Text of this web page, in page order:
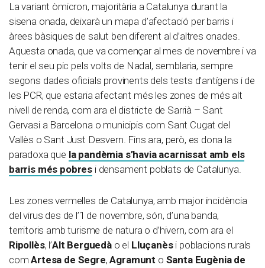
La variant òmicron, majoritària a Catalunya durant la
sisena onada, deixarà un mapa d’afectació per barris i
àrees bàsiques de salut ben diferent al d’altres onades.
Aquesta onada, que va començar al mes de novembre i va
tenir el seu pic pels volts de Nadal, semblaria, sempre
segons dades oficials provinents dels tests d’antígens i de
les PCR, que estaria afectant més les zones de més alt
nivell de renda, com ara el districte de Sarrià – Sant
Gervasi a Barcelona o municipis com Sant Cugat del
Vallès o Sant Just Desvern. Fins ara, però, es dona la
paradoxa que la pandèmia s’havia acarnissat amb els
barris més pobres i densament poblats de Catalunya.
Les zones vermelles de Catalunya, amb major incidència
del virus des de l’1 de novembre, són, d’una banda,
territoris amb turisme de natura o d’hivern, com ara el
Ripollès, l’Alt Berguedào el Lluçanèsi poblacions rurals
comArtesa de Segre, Agramunt o Santa Eugènia de